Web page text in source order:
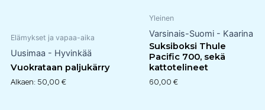
Elämykset ja vapaa-aika
Uusimaa - Hyvinkää
Vuokrataan paljukärry
Alkaen: 50,00 €
Yleinen
Varsinais-Suomi - Kaarina
Suksiboksi Thule
Pacific 700, sekä
kattotelineet
60,00 €